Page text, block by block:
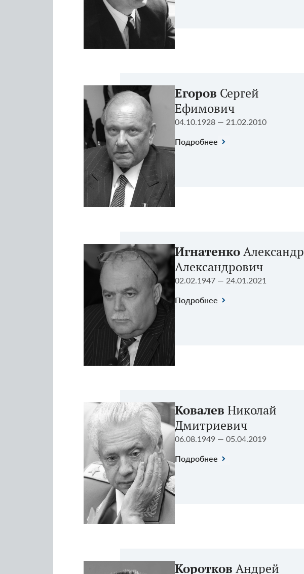
Егоров Сергей
Ефимович
04.10.1928 — 21.02.2010
Подробнее
ИгнатенкоАлександр
Александрович
02.02.1947 — 24.01.2021
Подробнее
Ковалев Николай
Дмитриевич
06.08.1949 — 05.04.2019
Подробнее
Коротков Андрей